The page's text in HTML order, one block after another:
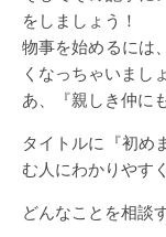
をしましょう！
物事を始めるには
くなっちゃいまし
あ、『親しき仲に
タイトルに『初め
む人にわかりやす
どんなことを相談